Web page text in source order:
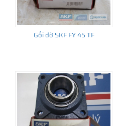
linh hoạt và giao hàng toàn
tuần.
gốc và được bảo hành chính
chuẩn nhà sản xuất.
Gối đỡ SKF FY 45 TF